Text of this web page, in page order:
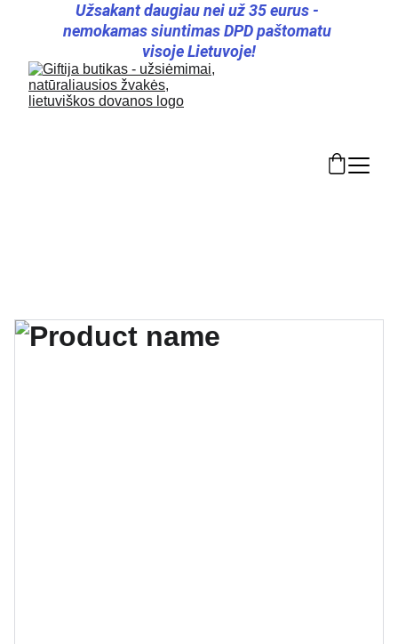
Užsakant daugiau nei už 35 eurus -
nemokamas siuntimas DPD paštomatu
visoje Lietuvoje!